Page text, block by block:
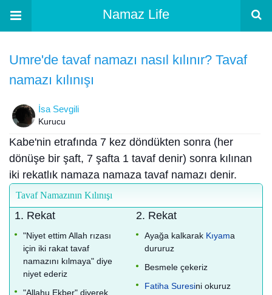
Namaz Life
Umre'de tavaf namazı nasıl kılınır? Tavaf
namazı kılınışı
İsa Sevgili
Kurucu
Kabe'nin etrafında 7 kez döndükten sonra (her
dönüşe bir şaft, 7 şafta 1 tavaf denir) sonra kılınan
iki rekatlık namaza namaza tavaf namazı denir.
Tavaf Namazının Kılınışı
1. Rekat
"Niyet ettim Allah rızası
için iki rakat tavaf
namazını kılmaya" diye
niyet ederiz
"Allahu Ekber" diyerek
2. Rekat
Ayağa kalkarak Kıyama
dururuz
Besmele çekeriz
Fatiha Suresini okuruz